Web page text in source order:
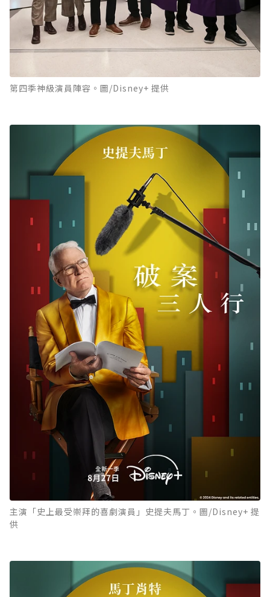
第四季神級演員陣容。圖/Disney+ 提供
主演「史上最受崇拜的喜劇演員」史提夫馬丁。圖/Disney+ 提
供